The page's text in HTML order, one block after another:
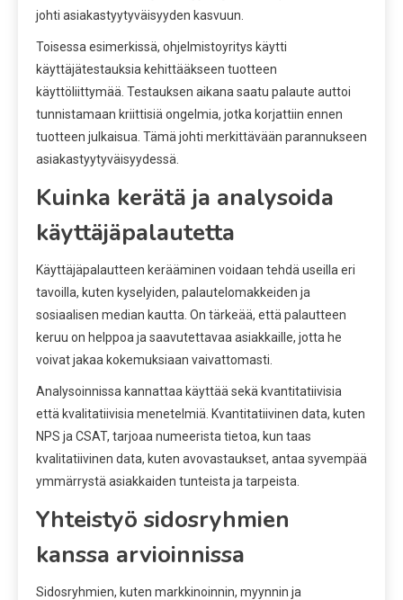
johti asiakastyytyväisyyden kasvuun.
Toisessa esimerkissä, ohjelmistoyritys käytti
käyttäjätestauksia kehittääkseen tuotteen
käyttöliittymää. Testauksen aikana saatu palaute auttoi
tunnistamaan kriittisiä ongelmia, jotka korjattiin ennen
tuotteen julkaisua. Tämä johti merkittävään parannukseen
asiakastyytyväisyydessä.
Kuinka kerätä ja analysoida
käyttäjäpalautetta
Käyttäjäpalautteen kerääminen voidaan tehdä useilla eri
tavoilla, kuten kyselyiden, palautelomakkeiden ja
sosiaalisen median kautta. On tärkeää, että palautteen
keruu on helppoa ja saavutettavaa asiakkaille, jotta he
voivat jakaa kokemuksiaan vaivattomasti.
Analysoinnissa kannattaa käyttää sekä kvantitatiivisia
että kvalitatiivisia menetelmiä. Kvantitatiivinen data, kuten
NPS ja CSAT, tarjoaa numeerista tietoa, kun taas
kvalitatiivinen data, kuten avovastaukset, antaa syvempää
ymmärrystä asiakkaiden tunteista ja tarpeista.
Yhteistyö sidosryhmien
kanssa arvioinnissa
Sidosryhmien, kuten markkinoinnin, myynnin ja